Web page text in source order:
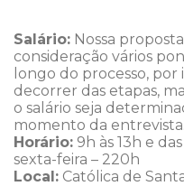
Salário: Nossa
consideração vários
longo do processo, por
decorrer das etapas,
o salário seja
momento da entrevista.
Horário: 9h às 13h e
sexta-feira – 220h
Local: Católica de